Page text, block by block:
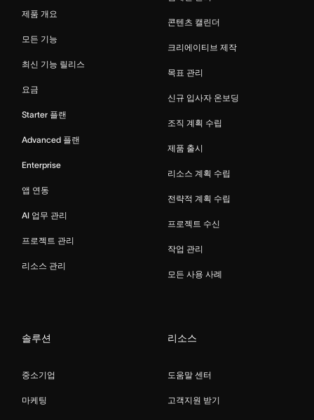
제품 개요
모든 기능
최신 기능 릴리스
요금
Starter 플랜
Advanced 플랜
Enterprise
앱 연동
AI 업무 관리
프로젝트 관리
리소스 관리
콘텐츠 캘린더
크리에이티브 제작
목표 관리
신규 입사자 온보딩
조직 계획 수립
제품 출시
리소스 계획 수립
전략적 계획 수립
프로젝트 수신
작업 관리
모든 사용 사례
솔루션
중소기업
마케팅
리소스
도움말 센터
고객지원 받기